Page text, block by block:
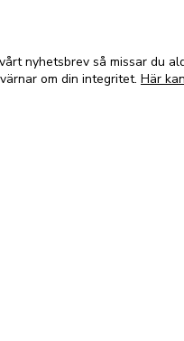
nyhetsbrev så missar du
om din integritet. Här